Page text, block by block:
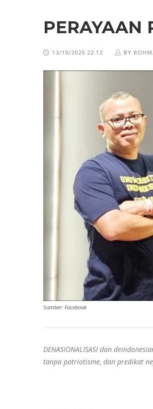
PERAYAAN
13/10/2025 22:12 BY
Sumber: Facebook
DENASIONALISASI dan
tanpa patriotisme, dan predikat